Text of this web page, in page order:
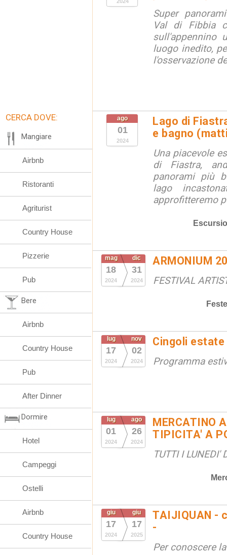
Super
Val di Fibbia
sull'appennino
luogo inedito,
l'osservazione
ago
01
2024
Lago di
e bagno
Una piacevole
di Fiastra,
panorami più
lago
approfitteremo
mag
18
2024
dic
31
2024
ARMONIUM
FESTIVAL
Feste
lug
17
2024
nov
02
2024
Cingoli estate
Programma
lug
01
2024
ago
26
2024
MERCATINO
TIPICITA' A
TUTTI I LUNEDI'
giu
17
2024
giu
17
2025
TAIJIQUAN -
-
Per conoscere
CERCA DOVE:
Mangiare
Airbnb
Ristoranti
Agriturist
Country House
Pizzerie
Pub
Bere
Airbnb
Country House
Pub
After Dinner
Dormire
Hotel
Campeggi
Ostelli
Airbnb
Country House